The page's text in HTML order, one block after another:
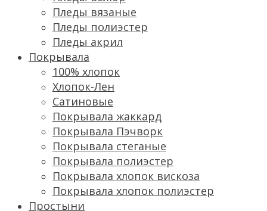
Пледы вязаные
Пледы полиэстер
Пледы акрил
Покрывала
100% хлопок
Хлопок-Лен
Сатиновые
Покрывала жаккард
Покрывала Пэчворк
Покрывала стеганые
Покрывала полиэстер
Покрывала хлопок вискоза
Покрывала хлопок полиэстер
Простыни